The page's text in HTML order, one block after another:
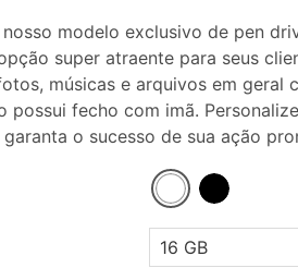
modelo exclusivo de pen
super atraente para seus
músicas e arquivos em geral
possui fecho com imã.
o sucesso de sua ação